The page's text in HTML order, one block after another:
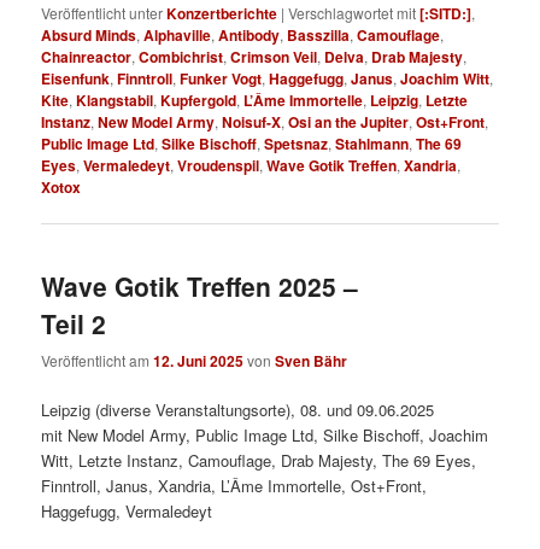
Veröffentlicht unterKonzertberichte |Verschlagwortet mit[:SITD:],
Absurd Minds,Alphaville,Antibody, Basszilla,Camouflage,
Chainreactor,Combichrist,Crimson Veil, Delva, Drab Majesty,
Eisenfunk,Finntroll,Funker Vogt,Haggefugg,Janus,Joachim Witt,
Kite,Klangstabil,Kupfergold, L’Âme Immortelle, Leipzig, Letzte
Instanz,New Model Army,Noisuf-X,Osi an the Jupiter,Ost+Front,
Public Image Ltd,Silke Bischoff,Spetsnaz,Stahlmann,The 69
Eyes,Vermaledeyt,Vroudenspil,Wave Gotik Treffen,Xandria,
Xotox
Wave Gotik Treffen 2025 –
Teil 2
Veröffentlicht am12. Juni 2025vonSven Bähr
Leipzig (diverse Veranstaltungsorte), 08. und 09.06.2025
mit New Model Army, Public Image Ltd, Silke Bischoff, Joachim
Witt, Letzte Instanz, Camouflage, Drab Majesty, The 69 Eyes,
Finntroll, Janus, Xandria, L’Âme Immortelle, Ost+Front,
Haggefugg, Vermaledeyt